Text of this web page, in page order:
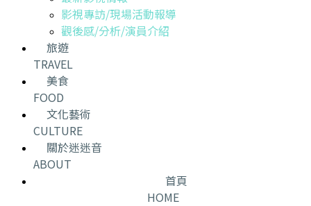
影視專訪/現場活動報導
觀後感/分析/演員介紹
旅遊
TRAVEL
美食
FOOD
文化藝術
CULTURE
關於迷迷音
ABOUT
首頁
HOME